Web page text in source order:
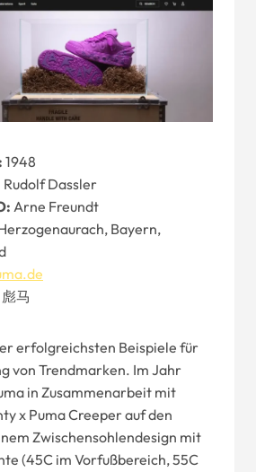
1948
Rudolf Dassler
: Arne Freundt
Bayern,
彪马
erfolgreichsten Beispiele für
von Trendmarken. Im Jahr
in Zusammenarbeit mit
x Puma Creeper auf den
Zwischensohlendesign mit
(45C im Vorfußbereich, 55C